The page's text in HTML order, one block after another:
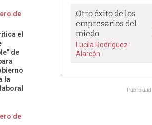
de
el
de
la
de
Otro éxito de los
empresarios del
miedo
Lucila Rodríguez-
Alarcón
Publicidad